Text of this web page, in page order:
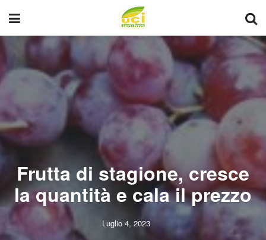
Frutta di stagione, cresce
la quantità e cala il prezzo
Luglio 4, 2023